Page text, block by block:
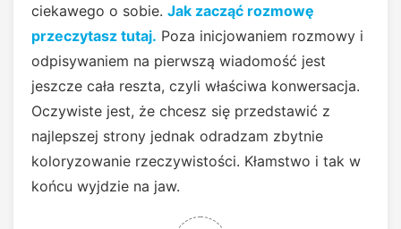
ciekawego o sobie. Jak zacząć rozmowę
przeczytasz tutaj. Poza inicjowaniem rozmowy i
odpisywaniem na pierwszą wiadomość jest
jeszcze cała reszta, czyli właściwa konwersacja.
Oczywiste jest, że chcesz się przedstawić z
najlepszej strony jednak odradzam zbytnie
koloryzowanie rzeczywistości. Kłamstwo i tak w
końcu wyjdzie na jaw.